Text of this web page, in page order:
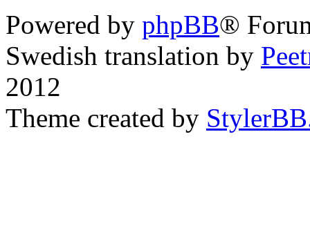
Powered by phpBB®
Swedish translation by
2012
Theme created by